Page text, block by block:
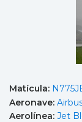
Matícula:
Aeronave:
Aerolínea: Jet